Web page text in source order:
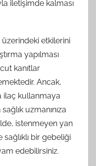
iletişimde kalması
etkilerini
yapılması
kanıtlar
Ancak,
ilaç kullanmaya
uzmanınıza
istenmeyen yan
bir gebeliği
edebilirsiniz.